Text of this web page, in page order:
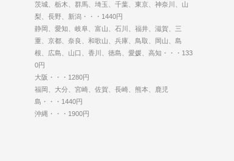
茨城、栃木、群馬、埼玉、千葉、東京、神奈川、山
梨、長野、新潟・・・1440円
静岡、愛知、岐阜、富山、石川、福井、滋賀、三
重、京都、奈良、和歌山、兵庫、鳥取、岡山、島
根、広島、山口、香川、徳島、愛媛、高知・・・133
0円
大阪・・・1280円
福岡、大分、宮崎、佐賀、長崎、熊本、鹿児
島・・・1440円
沖縄・・・1900円